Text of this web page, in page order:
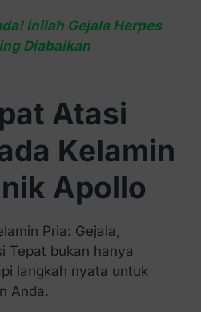
Inilah Gejala Herpes
Diabaikan
Atasi
Kelamin
Apollo
Pria: Gejala,
Tepat bukan hanya
langkah nyata untuk
Anda.